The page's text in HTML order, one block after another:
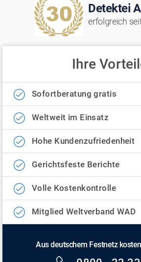
Detektei
erfolgreich
Ihre
Sofortberatung gratis
Weltweit im Einsatz
Hohe Kundenzufriedenheit
Gerichtsfeste Berichte
Volle Kostenkontrolle
Mitglied Weltverband WAD
Aus deutschem Festnetz